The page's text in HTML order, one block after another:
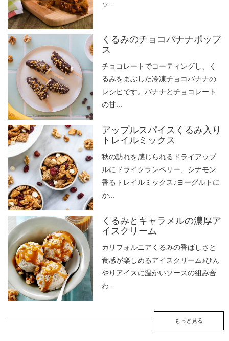
ッ...
くるみのチョコバナナポップ
ス
チョコレートでコーティングし、く
るみをまぶした冷凍チョコバナナの
レシピです。バナナとチョコレート
の甘...
アップルスパイスくるみ入り
トレイルミックス
秋の訪れを感じられるドライアップ
ルにドライクランベリー、シナモン
香るトレイルミックス♪ヨーグルトに
か...
くるみとキャラメルの濃厚ア
イスクリーム
カリフォルニアくるみの香ばしさと
食感が楽しめるアイスクリーム♪ひん
やりアイスに温かいソースの組み合
わ...
もっと見る